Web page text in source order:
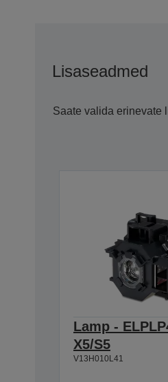
Lisaseadmed
Saate valida erinevate
Lamp -
X5/S5
V13H010L41